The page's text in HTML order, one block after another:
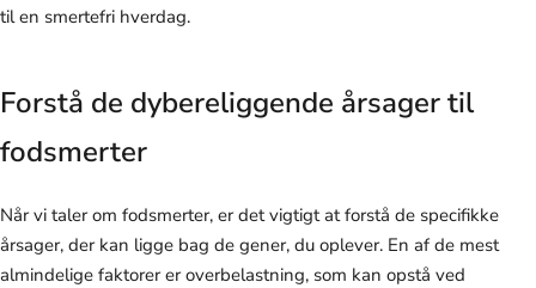
til en smertefri hverdag.
Forstå de dybereliggende årsager til
fodsmerter
Når vi taler om fodsmerter, er det vigtigt at forstå de specifikke
årsager, der kan ligge bag de gener, du oplever. En af de mest
almindelige faktorer er overbelastning, som kan opstå ved